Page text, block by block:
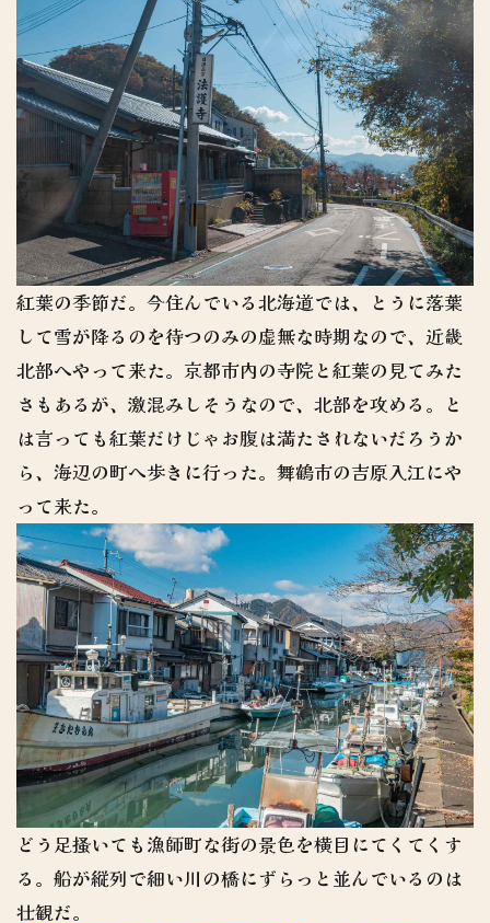
紅葉の季節だ。今住んでいる北海道では、とうに落葉
して雪が降るのを待つのみの虚無な時期なので、近畿
北部へやって来た。京都市内の寺院と紅葉の見てみた
さもあるが、激混みしそうなので、北部を攻める。と
は言っても紅葉だけじゃお腹は満たされないだろうか
ら、海辺の町へ歩きに行った。舞鶴市の吉原入江にや
って来た。
どう足掻いても漁師町な街の景色を横目にてくてくす
る。船が縦列で細い川の橋にずらっと並んでいるのは
壮観だ。